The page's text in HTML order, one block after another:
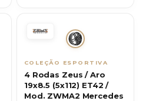
COLEÇÃO ESPORTIVA
4 Rodas Zeus / Aro
19x8.5 (5x112) ET42 /
Mod. ZWMA2 Mercedes